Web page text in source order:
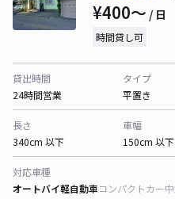
¥400〜 / 日
時間貸し可
貸出時間
24時間営業
タイプ
平置き
長さ
340cm 以下
車幅
150cm 以下
対応車種
オートバイ軽自動車コンパクトカー